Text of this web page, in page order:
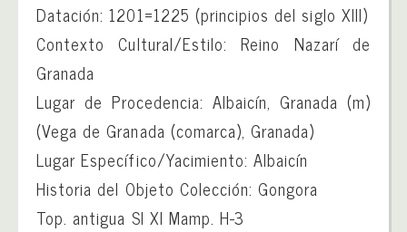
Datación: 1201=1225 (principios del siglo XIII)
Contexto Cultural/Estilo: Reino Nazarí de
Granada
Lugar de Procedencia: Albaicín, Granada (m)
(Vega de Granada (comarca), Granada)
Lugar Específico/Yacimiento: Albaicín
Historia del Objeto Colección: Gongora
Top. antigua Sl XI Mamp. H-3